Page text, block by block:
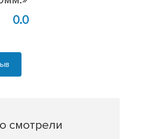
0.0
смотрели